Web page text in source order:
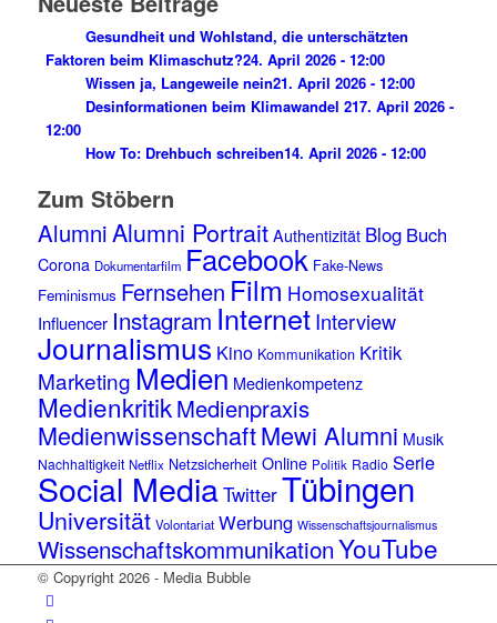
Gesundheit und Wohlstand, die unterschätzten
Faktoren beim Klimaschutz?24. April 2026 - 12:00
Wissen ja, Langeweile nein21. April 2026 - 12:00
Desinformationen beim Klimawandel 217. April 2026 -
12:00
How To: Drehbuch schreiben14. April 2026 - 12:00
Zum Stöbern
AlumniAlumni Portrait Authentizität Blog Buch
Corona Dokumentarfilm Facebook Fake-News
Feminismus Fernsehen Film Homosexualität
Influencer Instagram Internet Interview
Journalismus Kino Kommunikation Kritik
Marketing Medien Medienkompetenz
MedienkritikMedienpraxis
MedienwissenschaftMewi Alumni Musik
Nachhaltigkeit Netflix Netzsicherheit Online Politik Radio Serie
Social MediaTwitterTübingen
Universität Volontariat Werbung Wissenschaftsjournalismus
WissenschaftskommunikationYouTube
© Copyright 2026 - Media Bubble